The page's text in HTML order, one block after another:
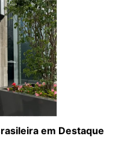
em Destaque